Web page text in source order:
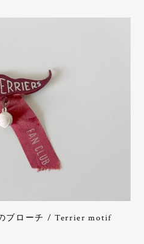
ブローチ / Terrier motif